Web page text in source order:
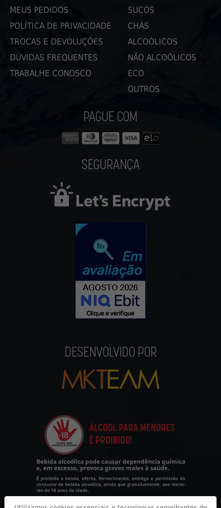
MEUS PEDIDOS
POLÍTICA DE PRIVACIDADE
TROCAS E DEVOLUÇÕES
DÚVIDAS FREQUENTES
TRABALHE CONOSCO
SUCOS
CHÁS
ALCOÓLICOS
NÃO ALCOÓLICOS
ECO
OUTROS
PAGUE COM
SEGURANÇA
DESENVOLVIDO POR